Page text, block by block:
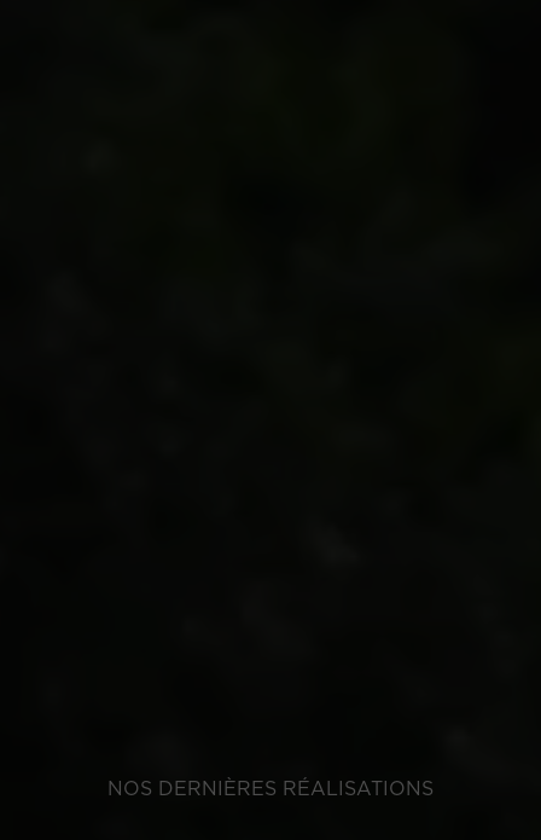
NOS DERNIÈRES RÉALISATIONS